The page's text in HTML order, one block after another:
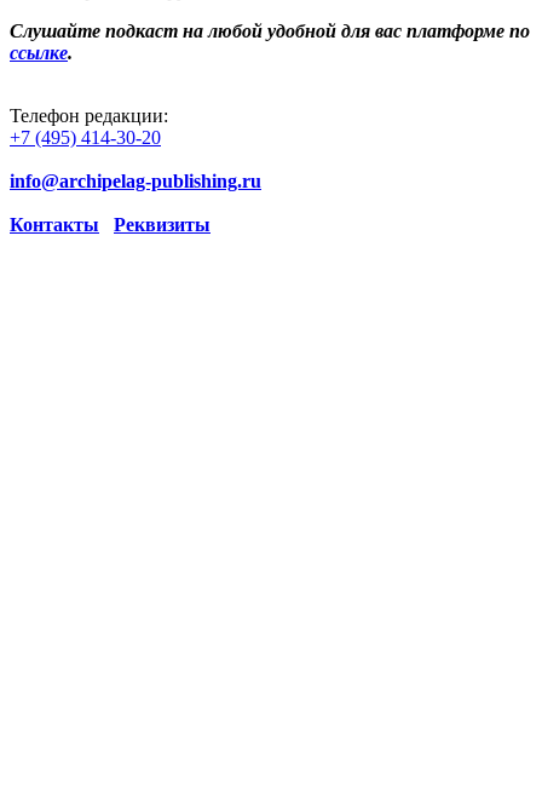
Слушайте подкаст на любой удобной для вас платформе по
ссылке.
Телефон редакции:
+7 (495) 414-30-20
info@archipelag-publishing.ru
Контакты Реквизиты